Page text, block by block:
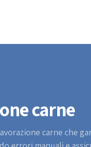
carne
carne che